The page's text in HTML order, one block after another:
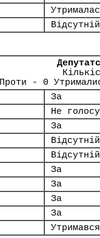
Відсутній
- 0
За
Не
За
Відсутній
Відсутній
За
За
За
За
Утримався